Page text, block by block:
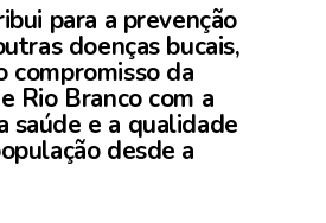
para a prevenção
doenças bucais,
compromisso da
Rio Branco com a
saúde e a qualidade
desde a